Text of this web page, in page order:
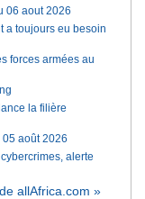
06 aout 2026
a toujours eu besoin
forces armées au
la filière
août 2026
alerte
allAfrica.com »